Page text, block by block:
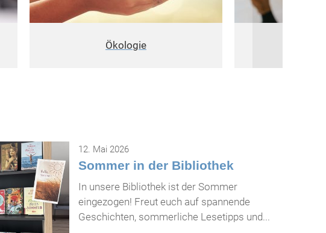
Ökologie
12. Mai 2026
Sommer in der Bibliothek
In unsere Bibliothek ist der Sommer
eingezogen! Freut euch auf spannende
Geschichten, sommerliche Lesetipps und...